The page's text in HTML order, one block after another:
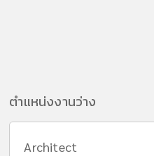
ตำแหน่งงานว่าง
Architect